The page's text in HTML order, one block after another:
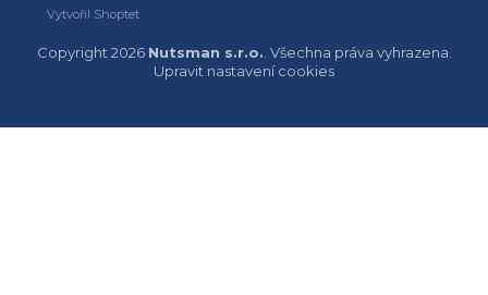
Vytvořil Shoptet
Copyright 2026 Nutsman s.r.o. . Všechna práva vyhrazena.
Upravit nastavení cookies